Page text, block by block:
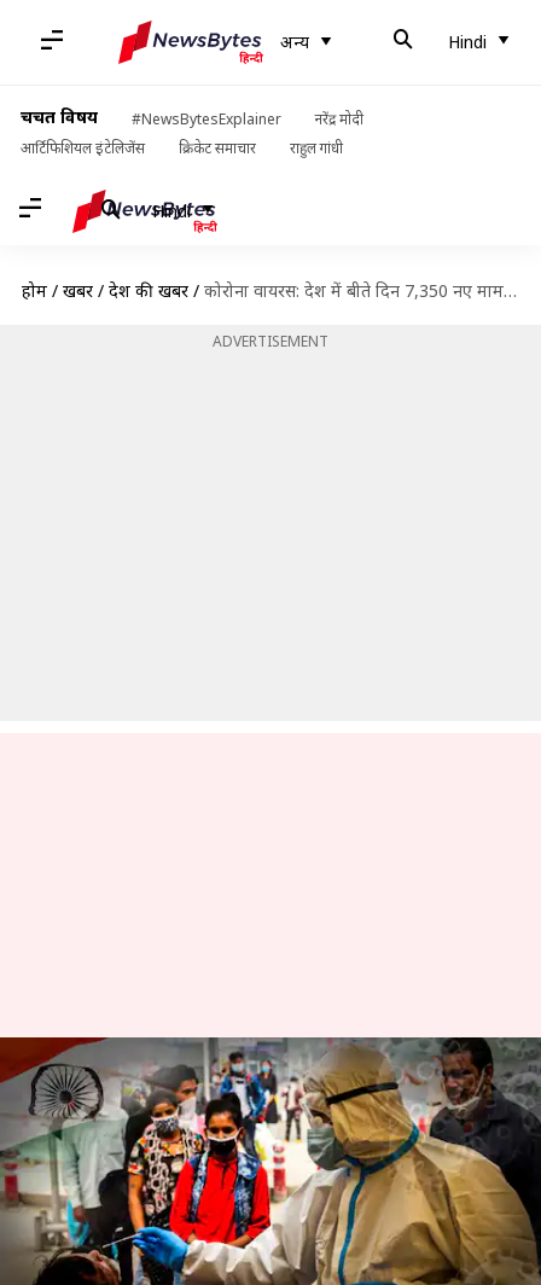
अन्य Hindi
चर्चित विषय #NewsBytesExplainer
नरेंद्र मोदी
आर्टिफिशियल इंटेलिजेंस
क्रिकेट समाचार राहुल गांधी
Hindi
होम / खबरें / देश की खबरें / कोरोना वायरस: देश में बीते दिन 7,350 नए मामले, 200 से अधिक की मौत
ADVERTISEMENT
कोरोना वायरस: देश में बीते दिन
7,350 नए मामले, 200 से अधिक की
मौत
लेखन मुकुल तोमर Dec 13, 2021 09:28 am
क्या है खबर?